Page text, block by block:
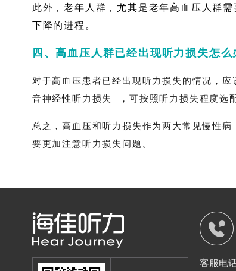
此外，老年人群，尤其是老年高血压人群
下降的进程。
四、高血压人群已经出现听力损失怎么
对于高血压患者已经出现听力损失的情况，
音神经性听力损失
，可按照听力损失程度选
总之，高血压和听力损失作为两大常见慢性
要更加注意听力损失问题。
客服电